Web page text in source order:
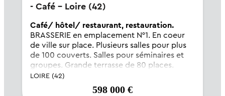
- Café - Loire (42)
Café/ hôtel/ restaurant, restauration.
BRASSERIE en emplacement N°1. En coeur
de ville sur place. Plusieurs salles pour plus
de 100 couverts. Salles pour séminaires et
groupes. Grande terrasse de 80 places.
Parking public. Cuisine traditionnelle. Equipe
salariale compétente et stab...
LOIRE (42)
598 000 €